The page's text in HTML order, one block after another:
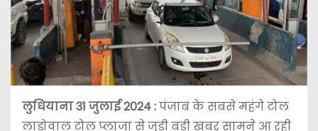
लुधियाना 31 जुलाई 2024 :पंजाब के सबसे महंगे टोल
लाडोवाल टोल प्लाजा से जुड़ी बड़ी खबर सामने आ रही